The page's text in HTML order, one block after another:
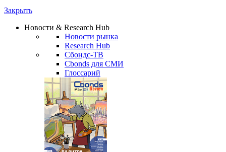
Закрыть
Новости & Research Hub
Новости рынка
Research Hub
Сбондс-ТВ
Cbonds для СМИ
Глоссарий